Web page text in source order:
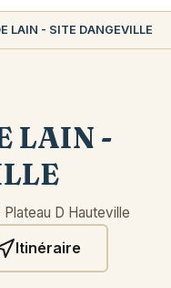
LAIN - SITE DANGEVILLE
LAIN -
Plateau D Hauteville
Itinéraire